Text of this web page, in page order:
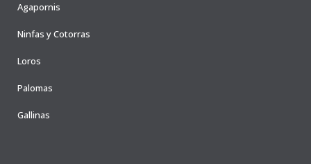
Agapornis
Ninfas y Cotorras
Loros
Palomas
Gallinas